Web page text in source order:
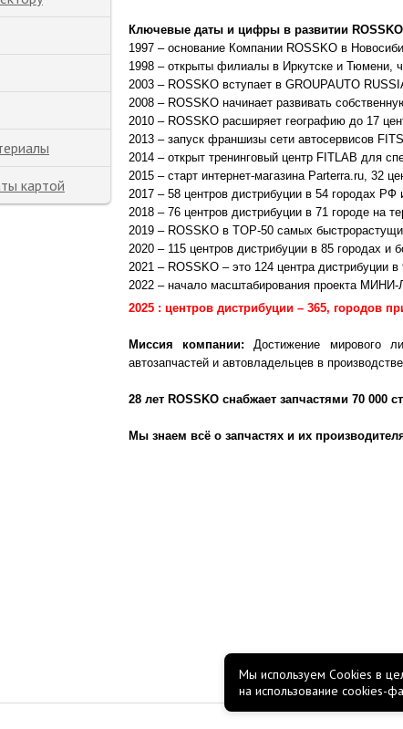
Мы используем Cookies в
на использование cookies-
картой
Ключевые даты и цифры в развитии
1997 – основание Компании ROSSKO в
1998 – открыты филиалы в Иркутске и Тюмени,
2003 – ROSSKO вступает в GROUPAUTO
2008 – ROSSKO начинает развивать
2010 – ROSSKO расширяет географию до 17
2013 – запуск франшизы сети автосервисов
2014 – открыт тренинговый центр FITLAB для
2015 – старт интернет-магазина Parterra.ru, 32
2017 – 58 центров дистрибуции в 54 городах
2018 – 76 центров дистрибуции в 71 городе на
2019 – ROSSKO в TOP-50 самых
2020 – 115 центров дистрибуции в 85 городах и
2021 – ROSSKO – это 124 центра дистрибуции
2022 – начало масштабирования проекта
2025 : центров дистрибуции – 365, городов
Миссия компании:Достижение мирового
автозапчастей и автовладельцев в
28 лет ROSSKO снабжает запчастями 70 000
Мы знаем всё о запчастях и их